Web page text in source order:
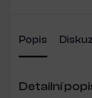
Popis
Detailní